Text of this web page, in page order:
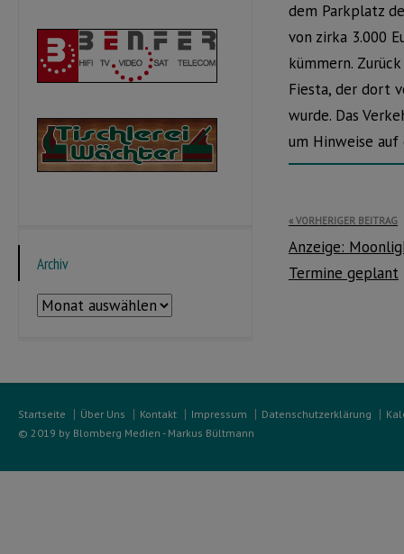
dem Parkplatz
von zirka 3.000
kümmern.
Fiesta, der dort
wurde. Das
um Hinweise auf
VORHERIGER BEITRAG
Anzeige:
Termine geplant
Archiv
Archiv
Startseite Über Uns Kontakt Impressum Datenschutzerklärung
© 2019 by Blomberg Medien - Markus Bültmann